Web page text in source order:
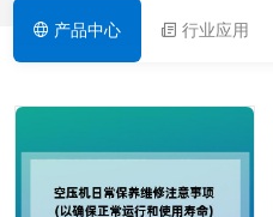
产品中心 行业应用